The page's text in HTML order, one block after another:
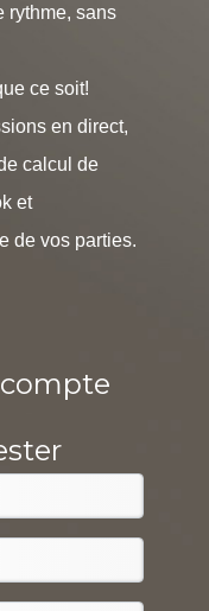
rythme, sans
ce soit!
en direct,
calcul de
et
de vos parties.